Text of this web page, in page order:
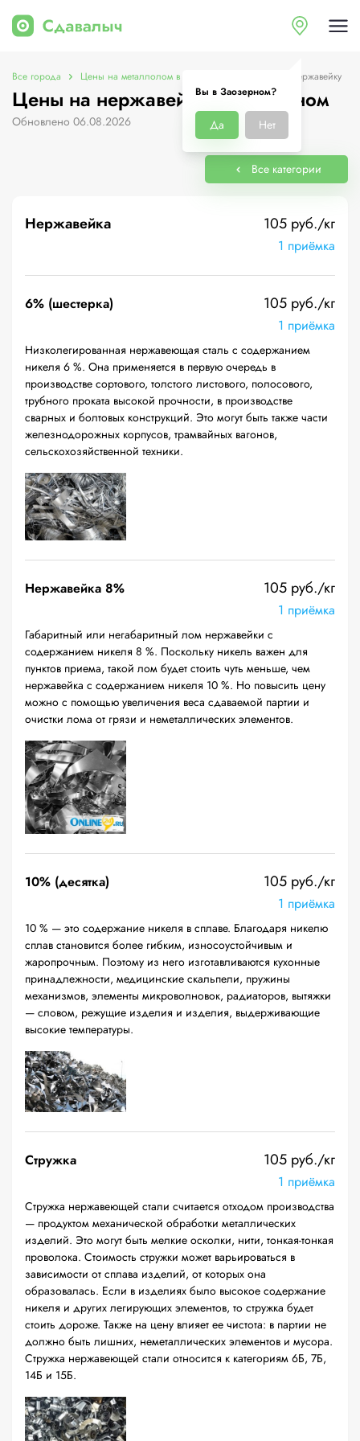
Вы в Заозерном?
Да Нет
Все города Цены на металлолом в Заозерном Цены на нержавейку
Цены на нержавейку в Заозерном
Обновлено 06.08.2026
Все категории
Нержавейка 105 руб./кг
1 приёмка
6% (шестерка) 105 руб./кг
1 приёмка
Низколегированная нержавеющая сталь с содержанием
никеля 6 %. Она применяется в первую очередь в
производстве сортового, толстого листового, полосового,
трубного проката высокой прочности, в производстве
сварных и болтовых конструкций. Это могут быть также части
железнодорожных корпусов, трамвайных вагонов,
сельскохозяйственной техники.
Нержавейка 8% 105 руб./кг
1 приёмка
Габаритный или негабаритный лом нержавейки с
содержанием никеля 8 %. Поскольку никель важен для
пунктов приема, такой лом будет стоить чуть меньше, чем
нержавейка с содержанием никеля 10 %. Но повысить цену
можно с помощью увеличения веса сдаваемой партии и
очистки лома от грязи и неметаллических элементов.
10% (десятка) 105 руб./кг
1 приёмка
10 % — это содержание никеля в сплаве. Благодаря никелю
сплав становится более гибким, износоустойчивым и
жаропрочным. Поэтому из него изготавливаются кухонные
принадлежности, медицинские скальпели, пружины
механизмов, элементы микроволновок, радиаторов, вытяжки
— словом, режущие изделия и изделия, выдерживающие
высокие температуры.
Стружка 105 руб./кг
1 приёмка
Стружка нержавеющей стали считается отходом производства
— продуктом механической обработки металлических
изделий. Это могут быть мелкие осколки, нити, тонкая-тонкая
проволока. Стоимость стружки может варьироваться в
зависимости от сплава изделий, от которых она
образовалась. Если в изделиях было высокое содержание
никеля и других легирующих элементов, то стружка будет
стоить дороже. Также на цену влияет ее чистота: в партии не
должно быть лишних, неметаллических элементов и мусора.
Стружка нержавеющей стали относится к категориям 6Б, 7Б,
14Б и 15Б.